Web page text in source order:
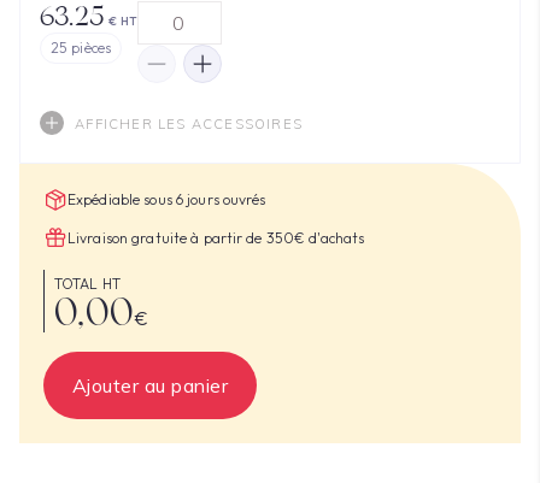
63.25 € HT
25 pièces
AFFICHER LES ACCESSOIRES
Expédiable sous 6 jours ouvrés
Livraison gratuite à partir de 350€ d'achats
TOTAL HT
0,00€
Ajouter au panier